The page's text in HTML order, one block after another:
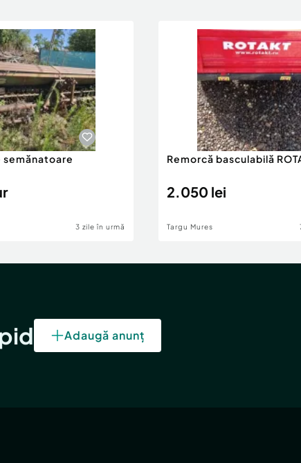
semănatoare
3 zile în urmă
Remorcă basculabilă
2.050 lei
Targu Mures
Adaugă anunț